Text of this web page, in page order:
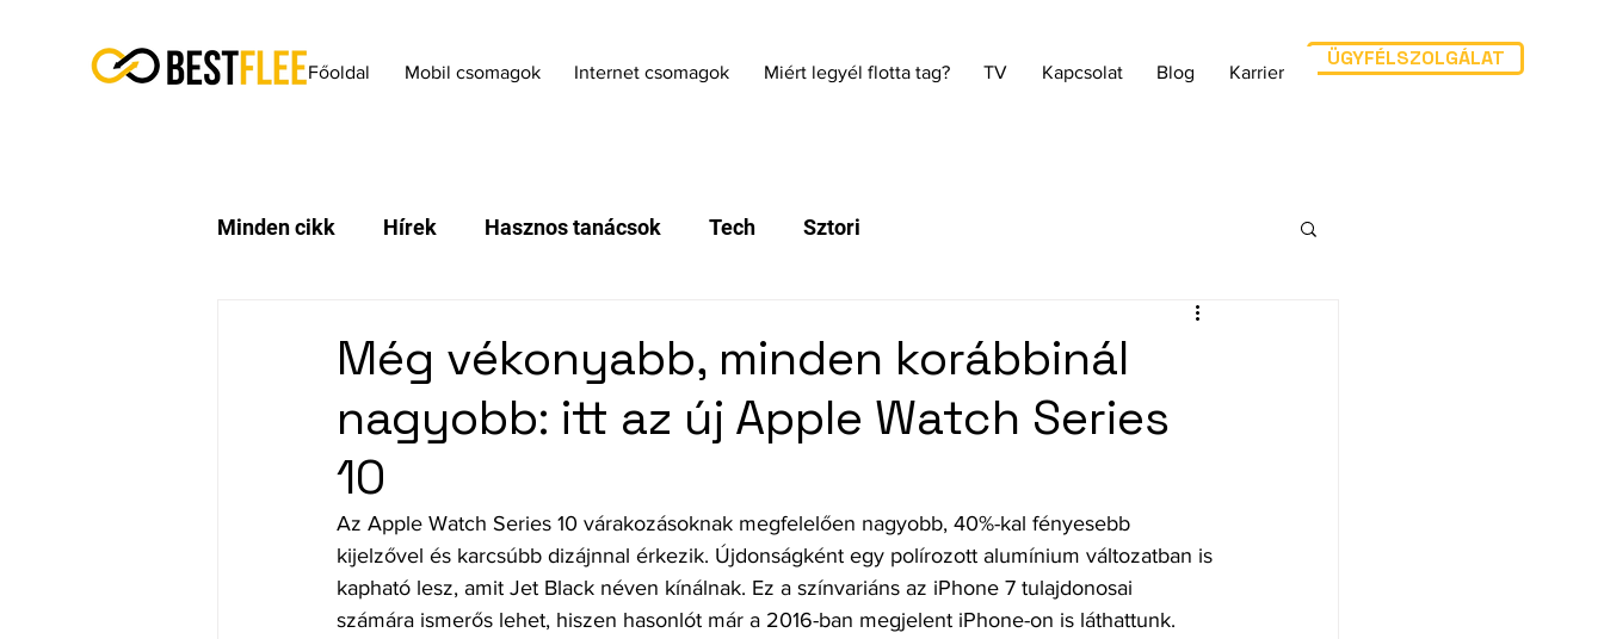
ÜGYFÉLSZOLGÁLAT
Főoldal Mobil csomagok Internet csomagok Miért legyél flotta tag? TV Kapcsolat Blog Karrier
Minden cikk Hírek Hasznos tanácsok Tech Sztori
Még vékonyabb, minden korábbinál
nagyobb: itt az új Apple Watch Series
10
Az Apple Watch Series 10 várakozásoknak megfelelően nagyobb, 40%-kal fényesebb
kijelzővel és karcsúbb dizájnnal érkezik. Újdonságként egy polírozott alumínium változatban is
kapható lesz, amit Jet Black néven kínálnak. Ez a színvariáns az iPhone 7 tulajdonosai
számára ismerős lehet, hiszen hasonlót már a 2016-ban megjelent iPhone-on is láthattunk.